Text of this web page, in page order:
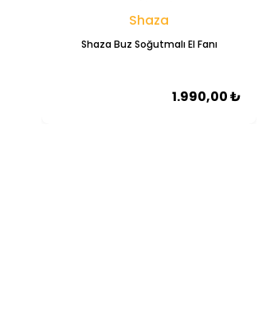
Shaza
Shaza Buz Soğutmalı El Fanı
1.990,00 ₺